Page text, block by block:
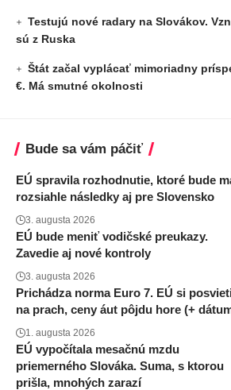
Testujú nové radary na Slovákov.
sú z Ruska
Štát začal vyplácať mimoriadny
€. Má smutné okolnosti
Bude sa vám páčiť
EÚ spravila rozhodnutie, ktoré bude
rozsiahle následky aj pre Slovensko
3. augusta 2026
EÚ bude meniť vodičské preukazy.
Zavedie aj nové kontroly
3. augusta 2026
Prichádza norma Euro 7. EÚ si
na prach, ceny áut pôjdu hore (+
1. augusta 2026
EÚ vypočítala mesačnú mzdu
priemerného Slováka. Suma, s ktorou
prišla, mnohých zarazí